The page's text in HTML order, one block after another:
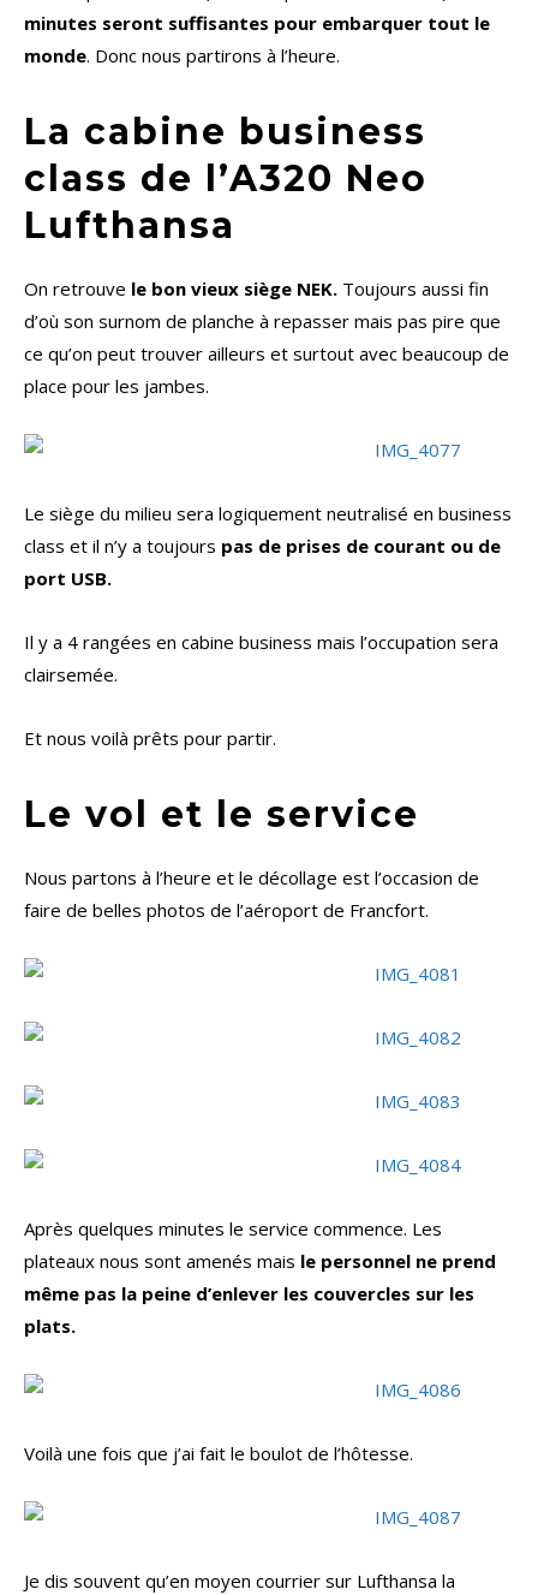
minutes seront suffisantes pour embarquer tout le
monde. Donc nous partirons à l’heure.
La cabine business
class de l’A320 Neo
Lufthansa
On retrouve le bon vieux siège NEK. Toujours aussi fin
d’où son surnom de planche à repasser mais pas pire que
ce qu’on peut trouver ailleurs et surtout avec beaucoup de
place pour les jambes.
Le siège du milieu sera logiquement neutralisé en business
class et il n’y a toujours pas de prises de courant ou de
port USB.
Il y a 4 rangées en cabine business mais l’occupation sera
clairsemée.
Et nous voilà prêts pour partir.
Le vol et le service
Nous partons à l’heure et le décollage est l’occasion de
faire de belles photos de l’aéroport de Francfort.
Après quelques minutes le service commence. Les
plateaux nous sont amenés mais le personnel ne prend
même pas la peine d’enlever les couvercles sur les
plats.
Voilà une fois que j’ai fait le boulot de l’hôtesse.
Je dis souvent qu’en moyen courrier sur Lufthansa la